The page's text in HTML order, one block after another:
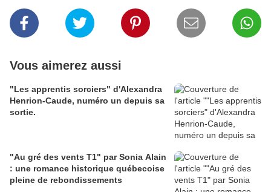
Vous aimerez aussi
"Les apprentis sorciers" d'Alexandra
Henrion-Caude, numéro un depuis sa
sortie.
"Au gré des vents T1" par Sonia Alain
: une romance historique québecoise
pleine de rebondissements